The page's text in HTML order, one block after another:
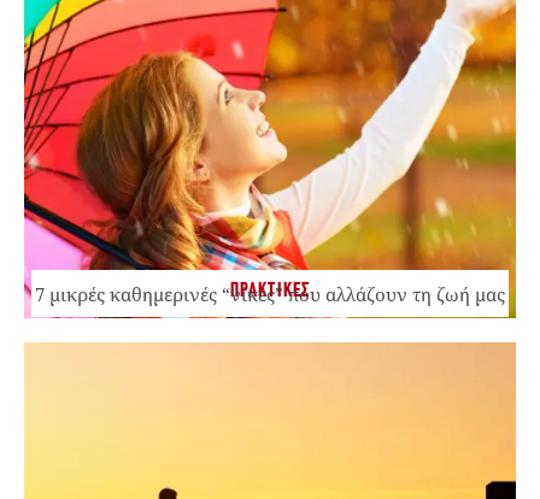
ΠΡΑΚΤΙΚΕΣ
7 μικρές καθημερινές “νίκες” που αλλάζουν τη ζωή μας